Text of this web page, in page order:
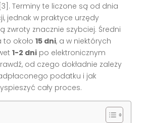
Terminy te liczone są od dnia
jednak w praktyce urzędy
zwroty znacznie szybciej. Średni
to około15 dni, a w niektórych
1-2 dni po elektronicznym
od czego dokładnie zależy
podatku i jak
cały proces.